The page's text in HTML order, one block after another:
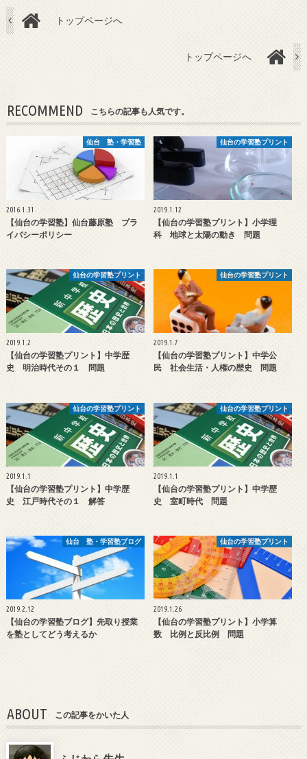
トップページへ
トップページへ
RECOMMEND こちらの記事も人気です。
仙台 塾・学習塾
2016.1.31
【仙台の学習塾】仙台藤原塾 プラ
イバシーポリシー
仙台の学習塾プリント
2019.1.12
【仙台の学習塾プリント】小学理
科 地球と太陽の動き 問題
仙台の学習塾プリント
2019.1.2
【仙台の学習塾プリント】中学歴
史 明治時代その１ 問題
仙台の学習塾プリント
2019.1.7
【仙台の学習塾プリント】中学公
民 社会生活・人権の歴史 問題
仙台の学習塾プリント
2019.1.1
【仙台の学習塾プリント】中学歴
史 江戸時代その１ 解答
仙台の学習塾プリント
2019.1.1
【仙台の学習塾プリント】中学歴
史 室町時代 問題
仙台 塾・学習塾ブログ
2019.2.12
【仙台の学習塾ブログ】先取り授業
を塾としてどう考えるか
仙台の学習塾プリント
2019.1.26
【仙台の学習塾プリント】小学算
数 比例と反比例 問題
ABOUT この記事をかいた人